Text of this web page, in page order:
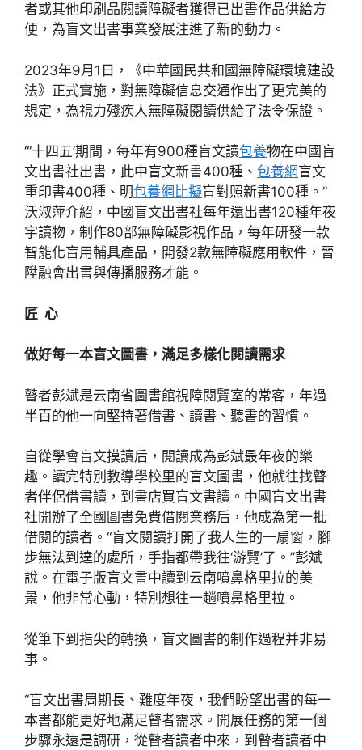
者或其他印刷品閱讀障礙者獲得已出書作品供給方
便，為盲文出書事業發展注進了新的動力。
2023年9月1日，《中華國民共和國無障礙環境建設
法》正式實施，對無障礙信息交通作出了更完美的
規定，為視力殘疾人無障礙閱讀供給了法令保證。
“‘十四五’期間，每年有900種盲文讀包養物在中國盲
文出書社出書，此中盲文新書400種、 包養網盲文
重印書400種、明包養網比擬盲對照新書100種。”
沃淑萍介紹，中國盲文出書社每年還出書120種年夜
字讀物，制作80部無障礙影視作品，每年研發一款
智能化盲用輔具產品，開發2款無障礙應用軟件，晉
陞融會出書與傳播服務才能。
匠 心
做好每一本盲文圖書，滿足多樣化閱讀需求
瞽者彭斌是云南省圖書館視障閱覽室的常客，年過
半百的他一向堅持著借書、讀書、聽書的習慣。
自從學會盲文摸讀后，閱讀成為彭斌最年夜的樂
趣。讀完特別教導學校里的盲文圖書，他就往找瞽
者伴侶借書讀，到書店買盲文書讀。中國盲文出書
社開辦了全國圖書免費借閱業務后，他成為第一批
借閱的讀者。“盲文閱讀打開了我人生的一扇窗，腳
步無法到達的處所，手指都帶我往‘游覽’了。”彭斌
說。在電子版盲文書中讀到云南噴鼻格里拉的美
景，他非常心動，特別想往一趟噴鼻格里拉。
從筆下到指尖的轉換，盲文圖書的制作過程并非易
事。
“盲文出書周期長、難度年夜，我們盼望出書的每一
本書都能更好地滿足瞽者需求。開展任務的第一個
步驟永遠是調研，從瞽者讀者中來，到瞽者讀者中